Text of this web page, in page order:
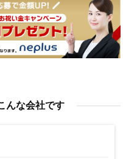
んな会社です